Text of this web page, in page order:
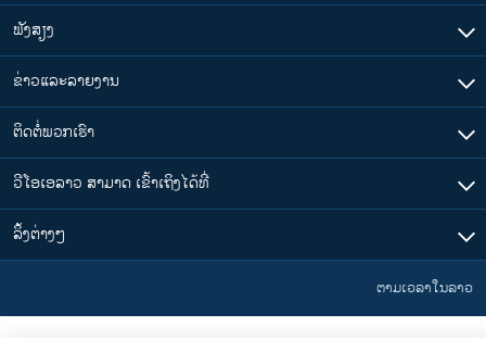
ຟັງສຽງ
ຂ່າວແລະລາຍງານ
ຕິດຕໍ່ພວກເຮົາ
ວີໂອເອລາວ ສາມາດ ເຂົ້າເຖິງໄດ້ທີ່
​ລິ້ງ​ຕ່າງໆ
ຕາມເວລາໃນລາວ